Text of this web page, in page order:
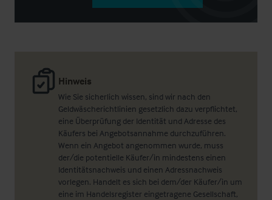
Hinweis
Wie Sie sicherlich wissen, sind wir nach den
Geldwäscherichtlinien gesetzlich dazu verpflichtet,
eine Überprüfung der Identität und Adresse des
Käufers bei Angebotsannahme durchzuführen.
Wenn ein Angebot angenommen wurde, muss
der/die potentielle Käufer/in mindestens einen
Identitätsnachweis und einen Adressnachweis
vorlegen. Handelt es sich bei dem/der Käufer/in um
eine im Handelsregister eingetragene Gesellschaft,